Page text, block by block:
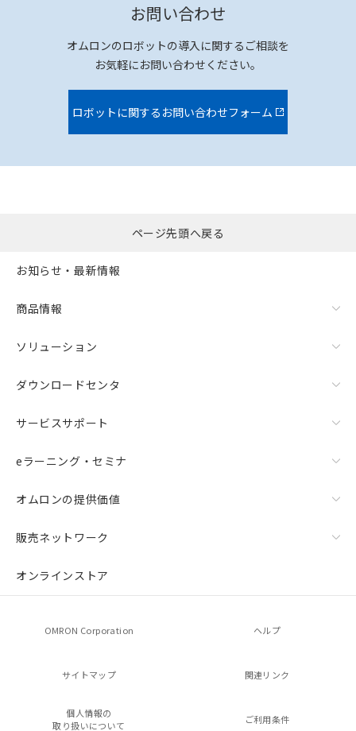
お問い合わせ
オムロンのロボットの導入に関するご相談を
お気軽にお問い合わせください。
ロボットに関するお問い合わせフォーム
ページ先頭へ戻る
お知らせ・最新情報
商品情報
ソリューション
ダウンロードセンタ
サービスサポート
eラーニング・セミナ
オムロンの提供価値
販売ネットワーク
オンラインストア
OMRON Corporation ヘルプ
サイトマップ 関連リンク
個人情報の
取り扱いについて
ご利用条件